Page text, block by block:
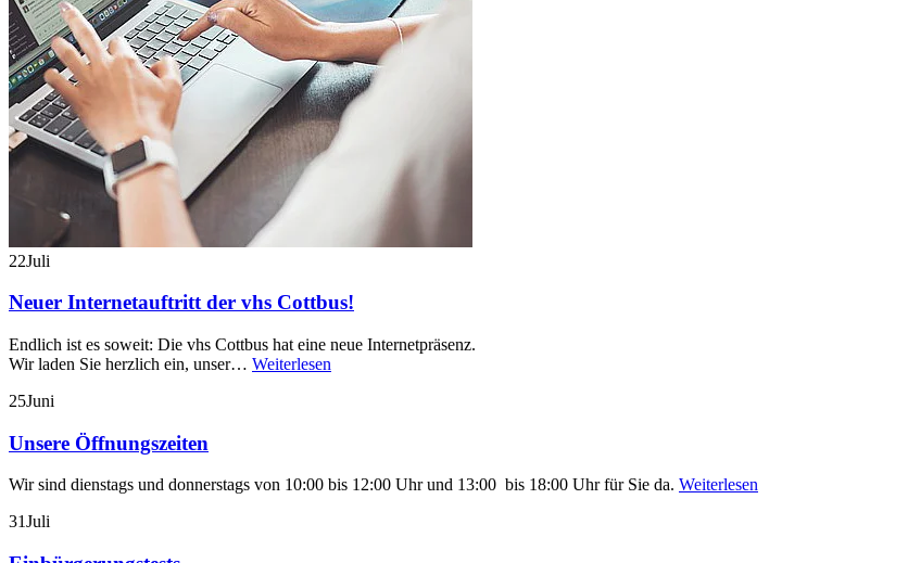
22Juli
Neuer Internetauftritt der vhs Cottbus!
Endlich ist es soweit: Die vhs Cottbus hat eine neue Internetpräsenz.
Wir laden Sie herzlich ein, unser… Weiterlesen
25Juni
Unsere Öffnungszeiten
Wir sind dienstags und donnerstags von 10:00 bis 12:00 Uhr und 13:00 bis 18:00 Uhr für Sie da. Weiterlesen
31Juli